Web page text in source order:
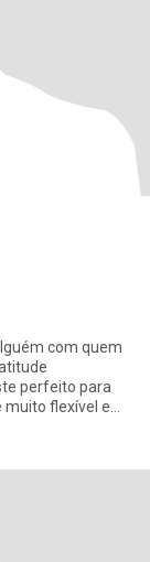
com quem
perfeito para
muito flexível e